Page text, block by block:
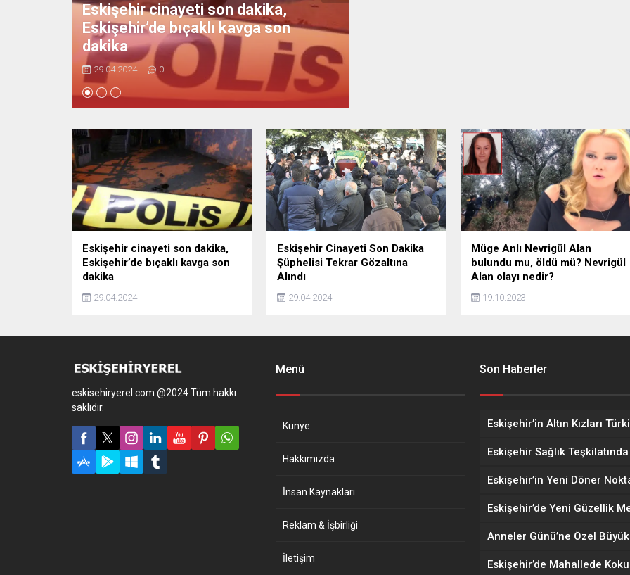
Eskişehir cinayeti son dakika,
Eskişehir’de bıçaklı kavga son
dakika
29.04.2024 0
Eskişehir cinayeti son dakika,
Eskişehir’de bıçaklı kavga son
dakika
29.04.2024
Eskişehir Cinayeti Son Dakika
Şüphelisi Tekrar Gözaltına
Alındı
29.04.2024
Müge Anlı Nevrigül Alan
bulundu mu, öldü mü? Nevrigül
Alan olayı nedir?
19.10.2023
eskisehiryerel.com @2024 Tüm hakkı
saklıdır.
Menü
Künye
Hakkımızda
İnsan Kaynakları
Reklam & İşbirliği
İletişim
Son Haberler